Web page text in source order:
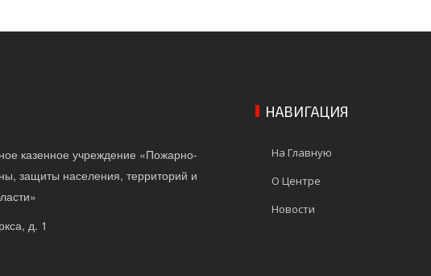
казенное учреждение «Пожарно-
защиты населения, территорий и
д. 1
НАВИГАЦИЯ
На Главную
О Центре
Новости